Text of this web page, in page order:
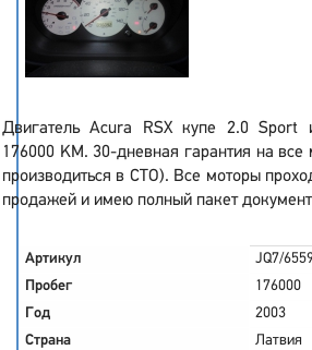
Двигатель Acura RSX купе 2.0 Sport
176000 KM. 30-дневная гарантия на все
производиться в СТО). Все моторы
продажей и имею полный пакет
Артикул
JQ7/
Пробег
176000
Год
2003
Страна
Латвия